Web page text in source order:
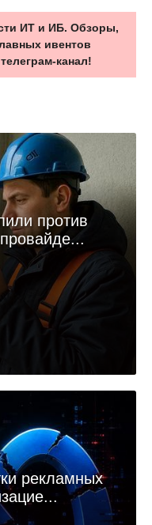
ИТ и ИБ. Обзоры,
ивентов
канал!
против
рекламных